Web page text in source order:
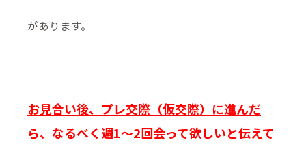
があります。
お見合い後、プレ交際（仮交際）に進んだ
ら、なるべく週1～2回会って欲しいと伝えて